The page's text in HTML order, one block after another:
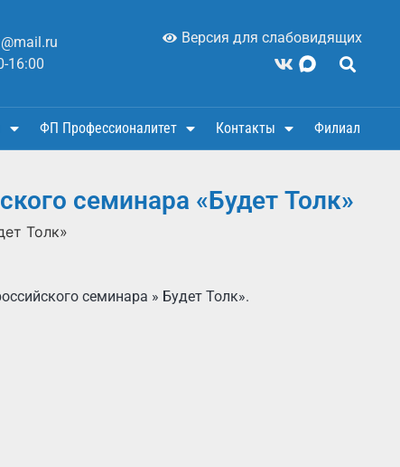
16:00
Версия для слабовидящих
ФП Профессионалитет Контакты Филиал
семинара «Будет Толк»
Толк»
семинара » Будет Толк».